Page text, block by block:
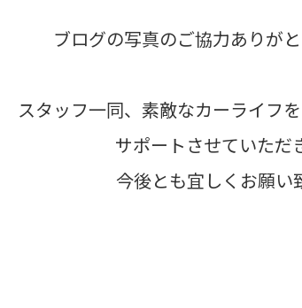
ブログの写真のご協力ありが
スタッフ一同、素敵なカーライフ
サポートさせていただ
今後とも宜しくお願い